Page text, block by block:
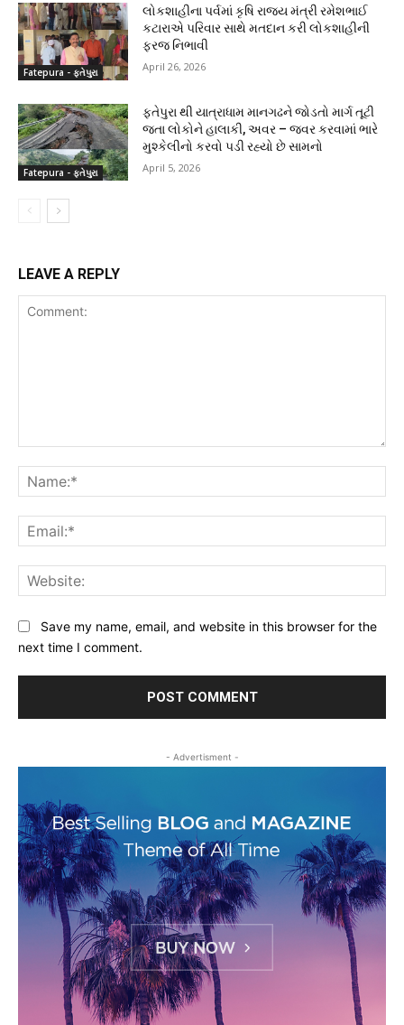
Fatepura - ફતેપુરા
લોકશાહીના પર્વમાં કૃષિ રાજ્ય મંત્રી રમેશભાઈ
કટારાએ પરિવાર સાથે મતદાન કરી લોકશાહીની
ફરજ નિભાવી
April 26, 2026
Fatepura - ફતેપુરા
ફતેપુરા થી યાત્રાધામ માનગઢને જોડતો માર્ગ તૂટી
જતા લોકોને હાલાકી, અવર – જવર કરવામાં ભારે
મુશ્કેલીનો કરવો પડી રહ્યો છે સામનો
April 5, 2026
LEAVE A REPLY
Save my name, email, and website in this browser for the
next time I comment.
- Advertisment -